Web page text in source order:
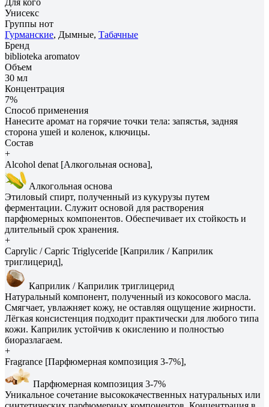
Унисекс
Группы нот
Гурманские, Дымные, Табачные
Бренд
biblioteka aromatov
Объем
30 мл
Концентрация
7%
Способ применения
Нанесите аромат на горячие точки тела: запястья, задняя
сторона ушей и коленок, ключицы.
Состав
+
Alcohol denat [Алкогольная основа],
Алкогольная основа
Этиловый спирт, полученный из кукурузы путем
ферментации. Служит основой для растворения
парфюмерных компонентов. Обеспечивает их стойкость и
длительный срок хранения.
+
Caprylic / Capric Triglyceride [Каприлик / Каприлик
триглицерид],
Каприлик / Каприлик триглицерид
Натуральный компонент, полученный из кокосового масла.
Смягчает, увлажняет кожу, не оставляя ощущение жирности.
Лёгкая консистенция подходит практически для любого типа
кожи. Каприлик устойчив к окислению и полностью
биоразлагаем.
+
Fragrance [Парфюмерная композиция 3-7%],
Парфюмерная композиция 3-7%
Уникальное сочетание высококачественных натуральных или